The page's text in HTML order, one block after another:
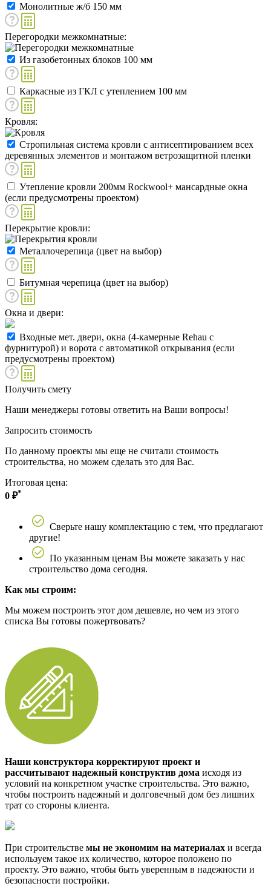
Монолитные ж/б 150 мм
Перегородки межкомнатные:
Из газобетонных блоков 100 мм
Каркасные из ГКЛ с утеплением 100 мм
Кровля:
Стропильная система кровли с антисептированием всех
деревянных элементов и монтажом ветрозащитной пленки
Утепление кровли 200мм Rockwool+ мансардные окна
(если предусмотрены проектом)
Перекрытие кровли:
Металлочерепица (цвет на выбор)
Битумная черепица (цвет на выбор)
Окна и двери:
Входные мет. двери, окна (4-камерные Rehau с
фурнитурой) и ворота с автоматикой открывания (если
предусмотрены проектом)
Получить смету
Наши менеджеры готовы ответить на Ваши вопросы!
Запросить стоимость
По данному проекты мы еще не считали стоимость
строительства, но можем сделать это для Вас.
Итоговая цена:
0 ₽*
Сверьте нашу комплектацию с тем, что предлагают
другие!
По указанным ценам Вы можете заказать у нас
строительство дома сегодня.
Как мы строим:
Мы можем построить этот дом дешевле, но чем из этого
списка Вы готовы пожертвовать?
Наши конструктора корректируют проект и
рассчитывают надежный конструктив дома исходя из
условий на конкретном участке строительства. Это важно,
чтобы построить надежный и долговечный дом без лишних
трат со стороны клиента.
При строительстве мы не экономим на материалах и всегда
используем такое их количество, которое положено по
проекту. Это важно, чтобы быть уверенным в надежности и
безопасности постройки.